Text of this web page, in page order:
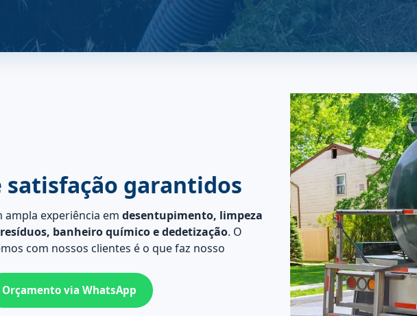
satisfação garantidos
ampla experiência em desentupimento, limpeza
banheiro químico e dedetização. O
com nossos clientes é o que faz nosso
Orçamento via WhatsApp